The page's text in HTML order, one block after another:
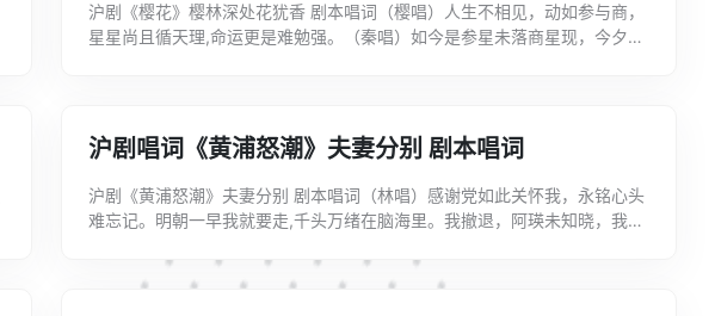
沪剧《樱花》樱林深处花犹香 剧本唱词（樱唱）人生不相见，动如参与商，
星星尚且循天理,命运更是难勉强。（秦唱）如今是参星未落商星现，今夕偏
沪剧唱词《黄浦怒潮》夫妻分别 剧本唱词
沪剧《黄浦怒潮》夫妻分别 剧本唱词（林唱）感谢党如此关怀我，永铭心头
难忘记。明朝一早我就要走,千头万绪在脑海里。我撤退，阿瑛未知晓，我要